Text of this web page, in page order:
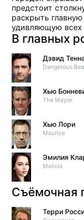
предстоит
раскрыть
удивляющую всех
В главных
Дэвид
Dangerous
Хью
The Mayor
Хью Лори
Maurice
Эмилия
Malicia
Съёмочная
Терри